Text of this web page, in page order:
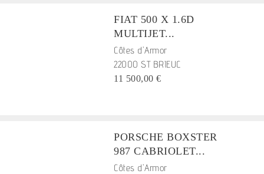
FIAT 500 X 1.6D
MULTIJET...
Côtes d'Armor
22000 ST BRIEUC
11 500,00 €
PORSCHE BOXSTER
987 CABRIOLET...
Côtes d'Armor